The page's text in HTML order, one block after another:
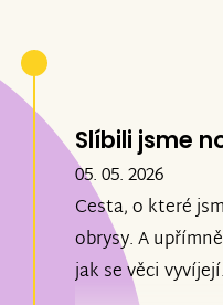
Slíbili jsme
05. 05. 2026
Cesta, o které
obrysy. A
jak se věci vyvíjejí.